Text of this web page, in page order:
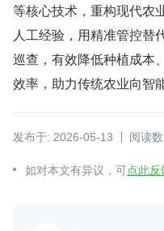
等核心技术，重构现代农
人工经验，用精准管控替
巡查，有效降低种植成本
效率，助力传统农业向智
发布于: 2026-05-13 阅读
如对本文有异议，可点此反